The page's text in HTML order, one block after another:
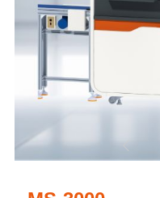
